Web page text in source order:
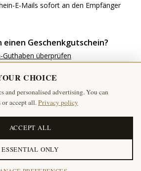
E-Mails sofort an den Empfänger
einen Geschenkgutschein?
Guthaben überprüfen
ABONNIEREN
CHOICE
and personalised advertising. You can
accept all.Privacy policy
ACCEPT ALL
ESSENTIAL ONLY